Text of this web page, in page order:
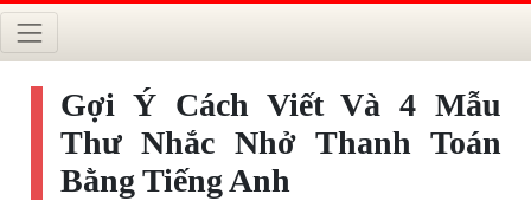
Gợi Ý Cách Viết Và 4 Mẫu
Thư Nhắc Nhở Thanh Toán
Bằng Tiếng Anh